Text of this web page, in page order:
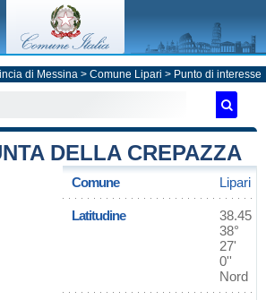
di Messina> Comune Lipari > Punto di interesse
DELLA CREPAZZA
Comune Lipari
Latitudine
38.45
38°
27'
0''
Nord